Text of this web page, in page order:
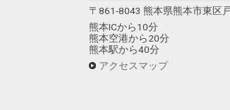
〒861-8043 熊本県熊本市東区
熊本ICから10分
熊本空港から20分
熊本駅から40分
アクセスマップ